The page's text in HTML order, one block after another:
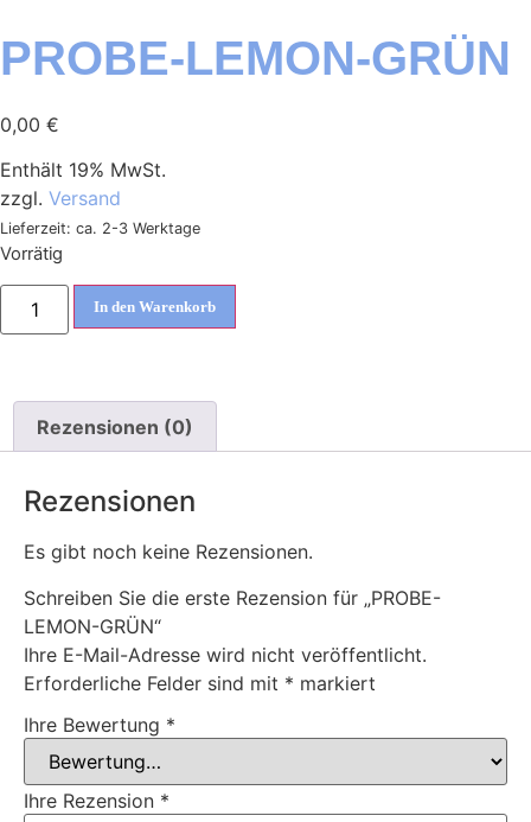
PROBE-LEMON-GRÜN
0,00 €
Enthält 19% MwSt.
zzgl. Versand
Lieferzeit: ca. 2-3 Werktage
Vorrätig
In den Warenkorb
Rezensionen (0)
Rezensionen
Es gibt noch keine Rezensionen.
Schreiben Sie die erste Rezension für „PROBE-
LEMON-GRÜN“
Ihre E-Mail-Adresse wird nicht veröffentlicht.
Erforderliche Felder sind mit * markiert
Ihre Bewertung *
Ihre Rezension *